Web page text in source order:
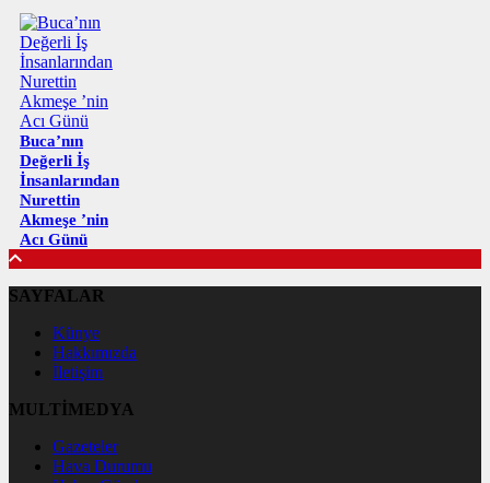
Buca’nın
Değerli İş
İnsanlarından
Nurettin
Akmeşe ’nin
Acı Günü
SAYFALAR
Künye
Hakkımızda
İletişim
MULTİMEDYA
Gazeteler
Hava Durumu